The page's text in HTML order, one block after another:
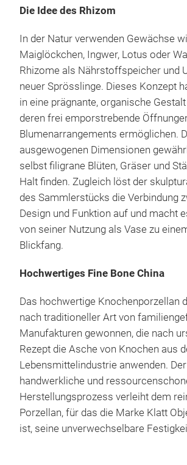
Die Idee des Rhizom
In der Natur verwenden Gewächse
Maiglöckchen, Ingwer, Lotus oder
Rhizome als Nährstoffspeicher und
neuer Sprösslinge. Dieses Konzept
in eine prägnante, organische
deren frei emporstrebende
Blumenarrangements ermöglichen.
ausgewogenen Dimensionen
selbst filigrane Blüten, Gräser und
Halt finden. Zugleich löst der
des Sammlerstücks die Verbindung
Design und Funktion auf und macht
von seiner Nutzung als Vase zu
Blickfang.
Hochwertiges Fine Bone China
Das hochwertige Knochenporzellan
nach traditioneller Art von
Manufakturen gewonnen, die nach
Rezept die Asche von Knochen aus
Lebensmittelindustrie anwenden. Der
handwerkliche und
Herstellungsprozess verleiht dem
Porzellan, für das die Marke Klatt
ist, seine unverwechselbare